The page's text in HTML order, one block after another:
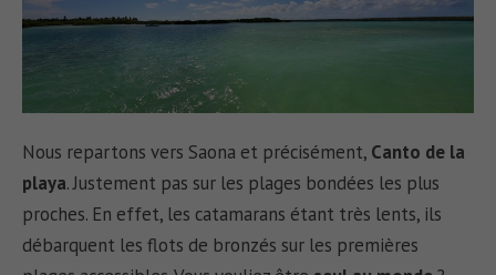
Nous repartons vers Saona et précisément, Canto de la
playa. Justement pas sur les plages bondées les plus
proches. En effet, les catamarans étant très lents, ils
débarquent les flots de bronzés sur les premières